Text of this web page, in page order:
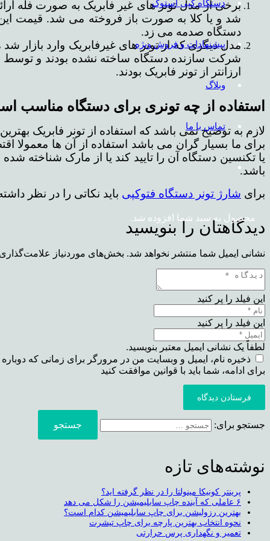
دستگاه کپی استوک
پیشنهادات و فروش ویژه
وبلاگ
تماس با ما
محصول به سبد شما افزوده شد.
برخی از مدل تونر های غیر فابریک به صورت فله
شد و یا کلا به صورت باز فروخته می شد. قیمت این
دستگاه صدمه می زد.
مدل دیگری که از تونر های غیرفابریک وارد بازار
شرکت سازنده دستگاه ساخته نشده بودند و توسط
ارزانتر از تونر فابریک بودند.
استفاده از چه تونری برای دستگاه مناسب
لازم به توضیح نمی باشد که استفاده از تونر فابریک
برای ما بسیار گران می باشد استفاده از آن ها معمولا
یا تکنسین دستگاه آن را تایید کند یا از مارک شناخته
باشد.
برای شارژ تونر دستگاه فتوکپی باید نکاتی را در نظر
دیدگاهتان را بنویسید
نشانی ایمیل شما منتشر نخواهد شد. بخش‌های موردنیاز
این فیلد را پر کنید
این فیلد را پر کنید
لطفاً یک نشانی ایمیل معتبر بنویسید.
ذخیره نام، ایمیل و وبسایت من در مرورگر برای زمانی که
برای ادامه، شما باید با قوانین موافقت کنید
فرستادن دیدگاه
جستجو برای:
نوشته‌های تازه
پرینتر کونیکا مینولتا را در نظر گرفته اید؟
۶ عاملی که آینده چاپ سابلیمیشن را شکل می دهد
بهترین رزولیشن برای چاپ سابلیمیشن کدام است؟
نحوه انتخاب بهترین پارچه برای چاپ تیشرت
تعمیر و نگهداری پرس حرارتی